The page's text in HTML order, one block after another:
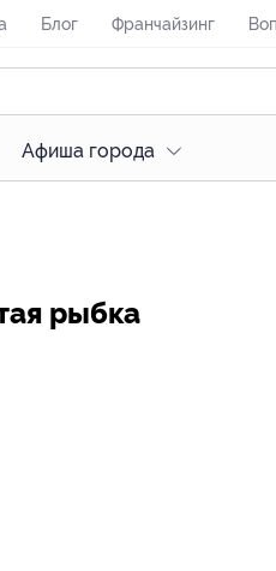
Блог Франчайзинг
Афиша города
рыбка